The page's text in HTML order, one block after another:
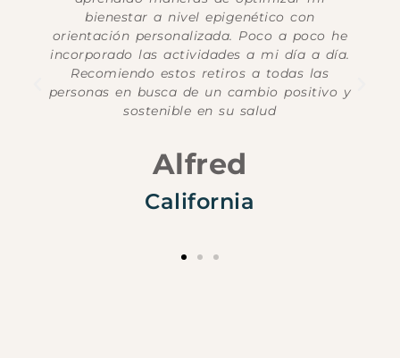
conocimientos científicos; para lograr
cambiar es indispensable iniciar por el
movimiento y la nutrición.
Joe